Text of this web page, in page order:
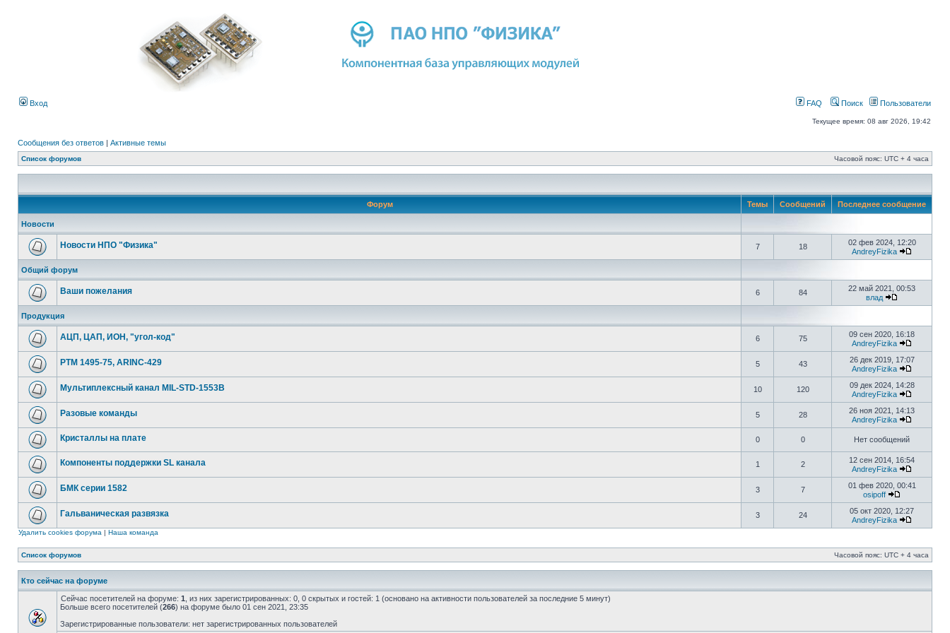
Вход FAQ Поиск Пользователи
Текущее время: 08 авг 2026, 19:42
Сообщения без ответов | Активные темы
Список форумов Часовой пояс: UTC + 4 часа
Форум Темы Сообщений Последнее сообщение
Новости
Новости НПО "Физика" 7 18
02 фев 2024, 12:20
AndreyFizika
Общий форум
Ваши пожелания 6 84
22 май 2021, 00:53
влад
Продукция
АЦП, ЦАП, ИОН, "угол-код" 6 75
09 сен 2020, 16:18
AndreyFizika
РТМ 1495-75, ARINC-429 5 43
26 дек 2019, 17:07
AndreyFizika
Мультиплексный канал MIL-STD-1553B 10 120
09 дек 2024, 14:28
AndreyFizika
Разовые команды 5 28
26 ноя 2021, 14:13
AndreyFizika
Кристаллы на плате 0 0 Нет сообщений
Компоненты поддержки SL канала 1 2
12 сен 2014, 16:54
AndreyFizika
БМК серии 1582 3 7
01 фев 2020, 00:41
osipoff
Гальваническая развязка 3 24
05 окт 2020, 12:27
AndreyFizika
Удалить cookies форума | Наша команда
Список форумов Часовой пояс: UTC + 4 часа
Кто сейчас на форуме
Сейчас посетителей на форуме: 1 , из них зарегистрированных: 0, 0 скрытых и гостей: 1 (основано на активности пользователей за последние 5 минут)
Больше всего посетителей (266) на форуме было 01 сен 2021, 23:35
Зарегистрированные пользователи: нет зарегистрированных пользователей